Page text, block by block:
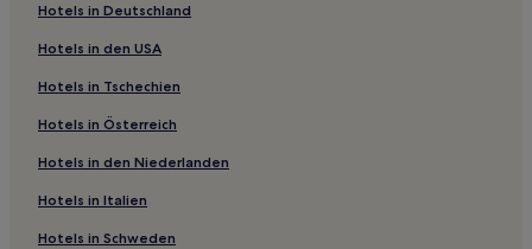
Xupu Hotels
Hotels nahe Dacheng-Berg
Hotels nahe Wuxi See
Hotels nahe Grab Nr. 1 der Chu-Dynastie
Hotels nahe Huangchenggang Alte Stadt
Hotels nahe Huangluo-Bucht
Bezirk Louxing: Hotels
Hotels in Deutschland
Hotels in den USA
Hotels in Tschechien
Hotels in Österreich
Hotels in den Niederlanden
Hotels in Italien
Hotels in Schweden